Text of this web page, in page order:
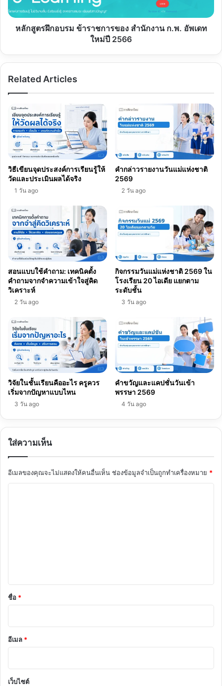
อัพเดท
ใหม่
หลักสูตรฝึกอบรม ข้าราชการของ สำนักงาน ก.พ. อัพเดท
ใหม่ปี 2566
Related Articles
วิธีเขียนจุดประสงค์การเรียนรู้ให้
วัดและประเมินผลได้จริง
1 วัน ago
คำกล่าวรายงานวันแม่แห่งชาติ
2569
2 วัน ago
สอนแบบใช้คำถาม: เทคนิคตั้ง
คำถามจากจำความเข้าใจสู่คิด
วิเคราะห์
2 วัน ago
กิจกรรมวันแม่แห่งชาติ 2569 ใน
โรงเรียน 20 ไอเดีย แยกตาม
ระดับชั้น
3 วัน ago
วิจัยในชั้นเรียนคืออะไร ครูควร
เริ่มจากปัญหาแบบไหน
3 วัน ago
คำขวัญและแคปชั่นวันเข้า
พรรษา 2569
4 วัน ago
ใส่ความเห็น
อีเมลของคุณจะไม่แสดงให้คนอื่นเห็น ช่องข้อมูลจำเป็นถูกทำเครื่องหมาย *
*
ชื่อ *
อีเมล *
เว็บไซต์